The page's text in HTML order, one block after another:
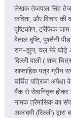
लेखक तेजपाल सिंह
कविता, और विचार की
दृष्टिकोण, ट्रैफिक
बेताल दृष्टि, पुश्तैनी
रुन-झुन, चल मेरे घोड़े
दिल्ली वाली ( शब्द
साप्ताहिक पत्र ग्रीन
चर्चित पत्रिका
बैंक से सेवानिवृत्त होकर
नामक त्रैमासिक का
अकादमी (दिल्ली)